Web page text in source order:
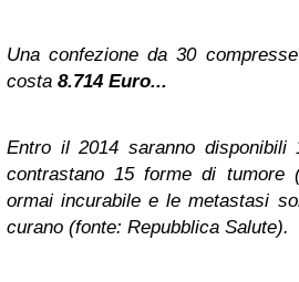
Una confezione da 30
costa 8.714 Euro...
Entro il 2014 saranno disponibili
contrastano 15 forme di tumore
ormai incurabile e le metastasi
curano (fonte: Repubblica Salute).